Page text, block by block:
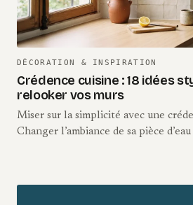
DÉCORATION & INSPIRATION
Crédence cuisine : 18 idées
relooker vos murs
Miser sur la simplicité avec une
Changer l’ambiance de sa pièce